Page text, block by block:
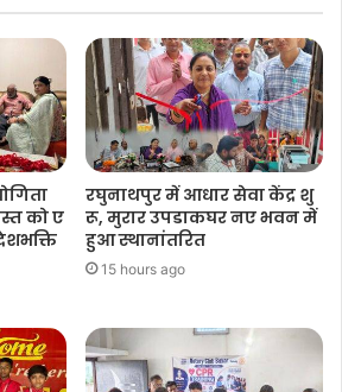
को ए
रघुनाथपुर में आधार सेवा केंद्र शु
रू, मुरार उपडाकघर नए भवन में
हुआ स्थानांतरित
15 hours ago